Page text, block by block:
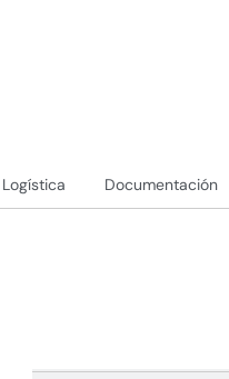
Logística Documentación